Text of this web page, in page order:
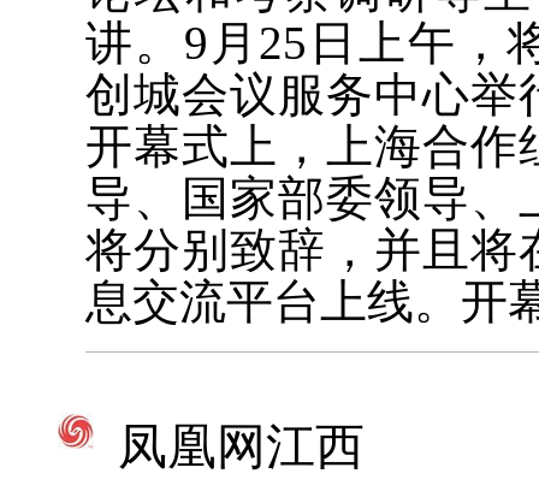
讲。9月25日上午，
创城会议服务中心举
开幕式上，上海合作
导、国家部委领导、
将分别致辞，并且将
息交流平台上线。开
凤凰网江西